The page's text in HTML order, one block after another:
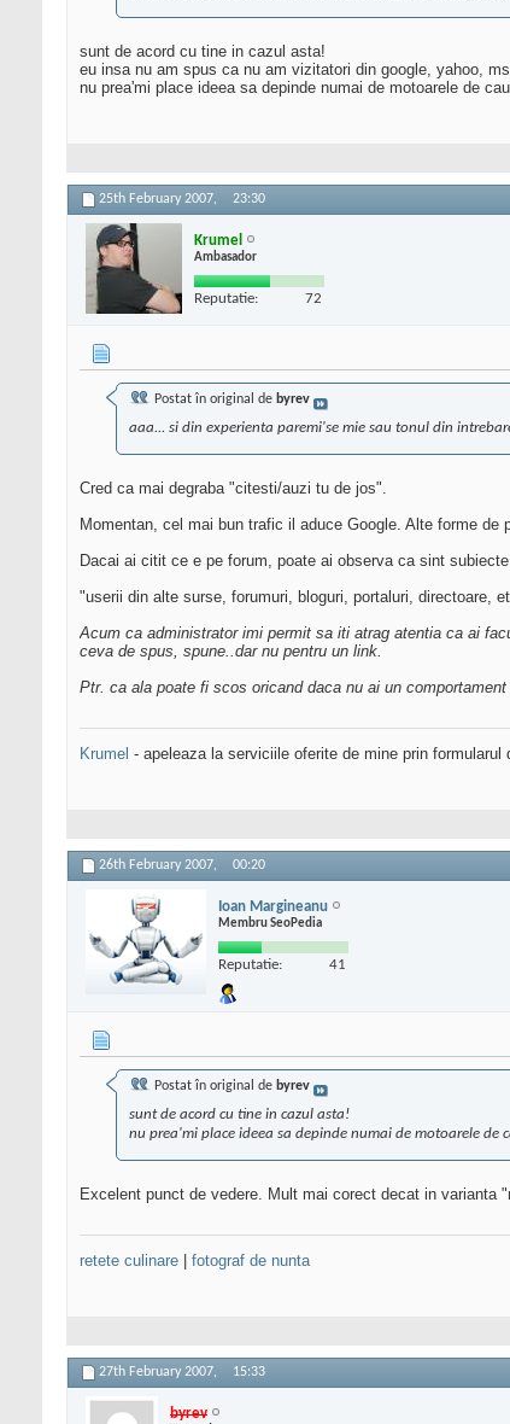
sunt de acord cu tine in cazul asta!
eu insa nu am spus ca nu am vizitatori din google, yahoo,
nu prea'mi place ideea sa depinde numai de motoarele de
25th February 2007, 23:30
Krumel
Ambasador
Reputatie: 72
Postat în original de byrev
aaa... si din experienta paremi'se mie sau tonul din
Cred ca mai degraba "citesti/auzi tu de jos".
Momentan, cel mai bun trafic il aduce Google. Alte forme
Dacai ai citit ce e pe forum, poate ai observa ca sint
"userii din alte surse, forumuri, bloguri, portaluri, directoare,
Acum ca administrator imi permit sa iti atrag atentia ca ai
ceva de spus, spune..dar nu pentru un link.
Ptr. ca ala poate fi scos oricand daca nu ai un comportament
Krumel - apeleaza la serviciile oferite de mine prin formularul
26th February 2007, 00:20
Ioan Margineanu
Membru SeoPedia
Reputatie: 41
Postat în original de byrev
sunt de acord cu tine in cazul asta!
nu prea'mi place ideea sa depinde numai de motoarele de
Excelent punct de vedere. Mult mai corect decat in varianta
retete culinare fotograf de nunta
27th February 2007, 15:33
byrev